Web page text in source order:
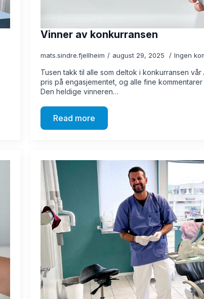
Vinner av konkurransen
mats.sindre.fjellheim august 29, 2025 Ingen
Tusen takk til alle som deltok i konkurransen
pris på engasjementet, og alle fine
Den heldige vinneren…
Read more